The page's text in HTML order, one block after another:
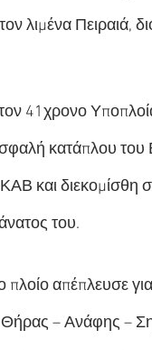
λιμένα Πειραιά,
41χρονο
κατάπλου του
και διεκομίσθη
του.
πλοίο απέπλευσε
– Ανάφης –